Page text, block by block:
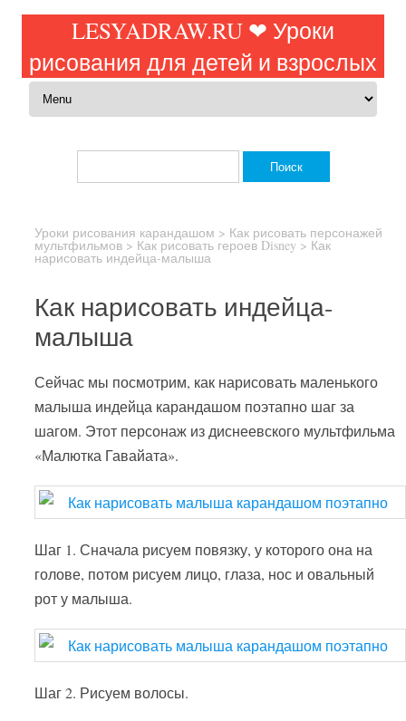
LESYADRAW.RU ❤ Уроки
рисования для детей и взрослых
Перейти к содержимому
Уроки рисования карандашом > Как рисовать персонажей
мультфильмов > Как рисовать героев Disney > Как
нарисовать индейца-малыша
Как нарисовать индейца-
малыша
Сейчас мы посмотрим, как нарисовать маленького
малыша индейца карандашом поэтапно шаг за
шагом. Этот персонаж из диснеевского мультфильма
«Малютка Гавайата».
Шаг 1. Сначала рисуем повязку, у которого она на
голове, потом рисуем лицо, глаза, нос и овальный
рот у малыша.
Шаг 2. Рисуем волосы.